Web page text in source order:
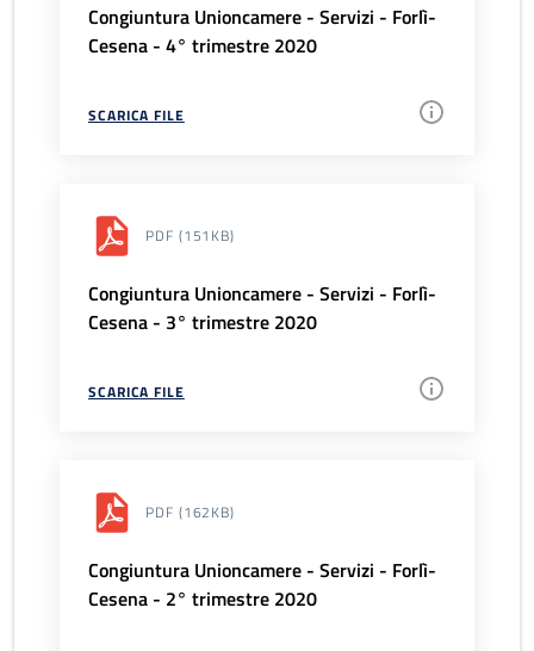
Congiuntura Unioncamere - Servizi - Forlì-
Cesena - 4° trimestre 2020
SCARICA FILE
PDF (151KB)
Congiuntura Unioncamere - Servizi - Forlì-
Cesena - 3° trimestre 2020
SCARICA FILE
PDF (162KB)
Congiuntura Unioncamere - Servizi - Forlì-
Cesena - 2° trimestre 2020